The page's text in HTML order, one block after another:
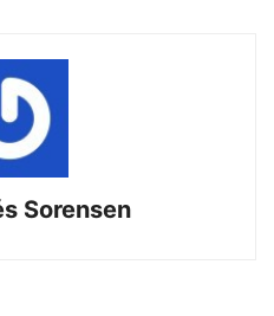
Sorensen